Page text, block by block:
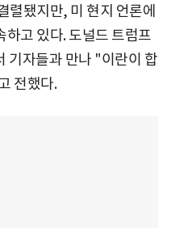
렬됐지만, 미 현지 언론에
하고 있다. 도널드 트럼프
기자들과 만나 "이란이 합
전했다.